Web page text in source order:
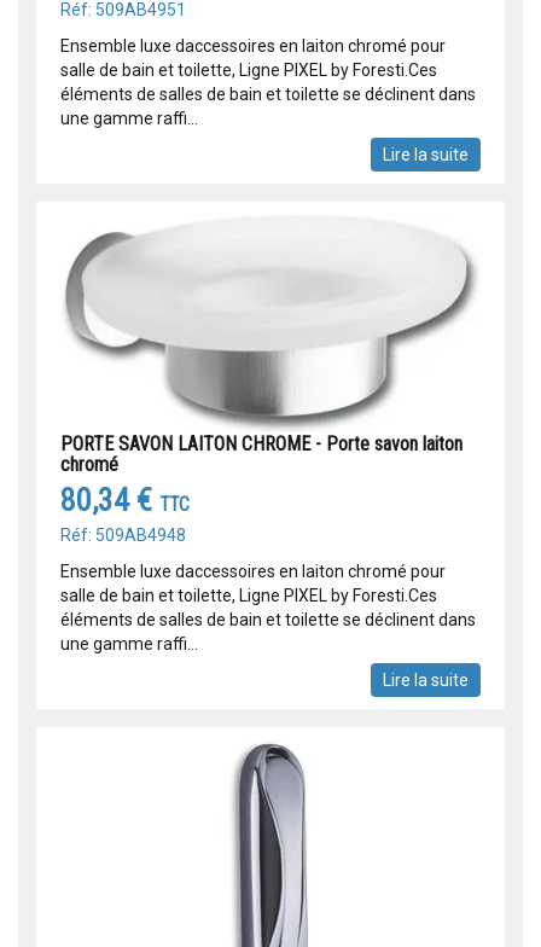
Réf: 509AB4951
Ensemble luxe daccessoires en laiton chromé pour
salle de bain et toilette, Ligne PIXEL by Foresti.Ces
éléments de salles de bain et toilette se déclinent dans
une gamme raffi...
Lire la suite
PORTE SAVON LAITON CHROME - Porte savon laiton
chromé
80,34 € TTC
Réf: 509AB4948
Ensemble luxe daccessoires en laiton chromé pour
salle de bain et toilette, Ligne PIXEL by Foresti.Ces
éléments de salles de bain et toilette se déclinent dans
une gamme raffi...
Lire la suite